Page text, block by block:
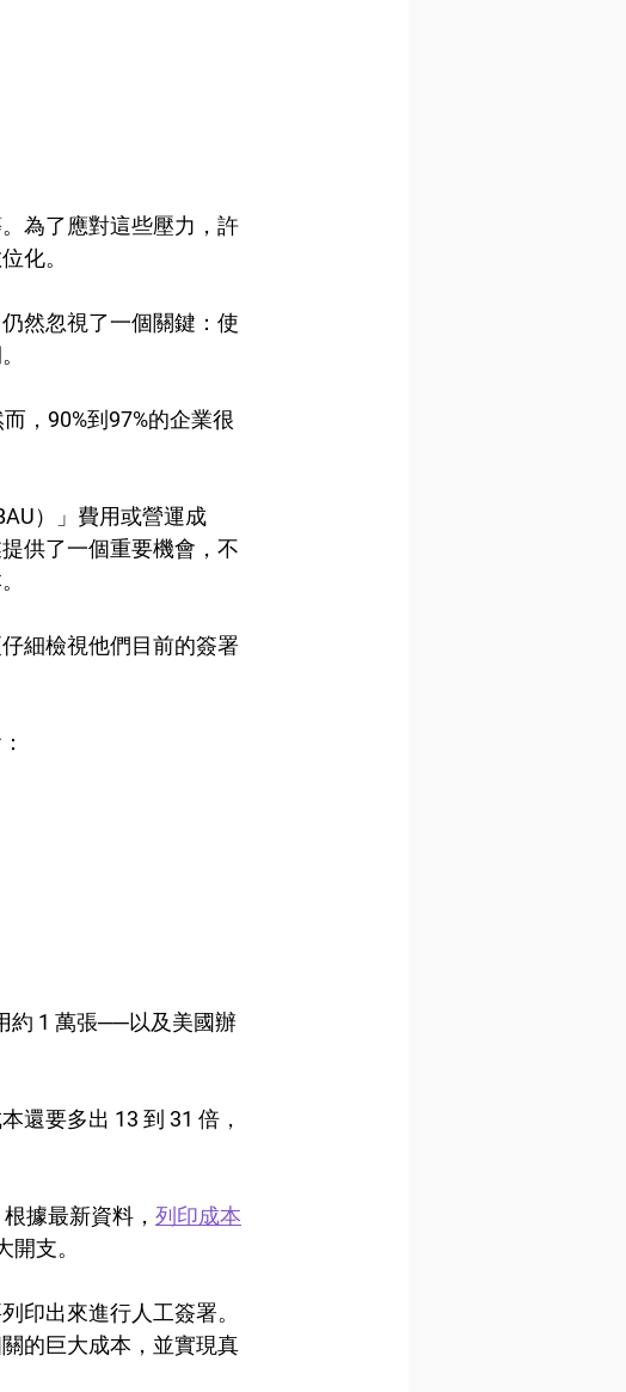
為了應對這些壓力，許
化。
然忽視了一個關鍵：使
，90%到97%的企業很
）」費用或營運成
供了一個重要機會，不
細檢視他們目前的簽署
約 1 萬張──以及美國辦
還要多出 13 到 31 倍，
根據最新資料， 列印成本
支。
印出來進行人工簽署。
的巨大成本，並實現真